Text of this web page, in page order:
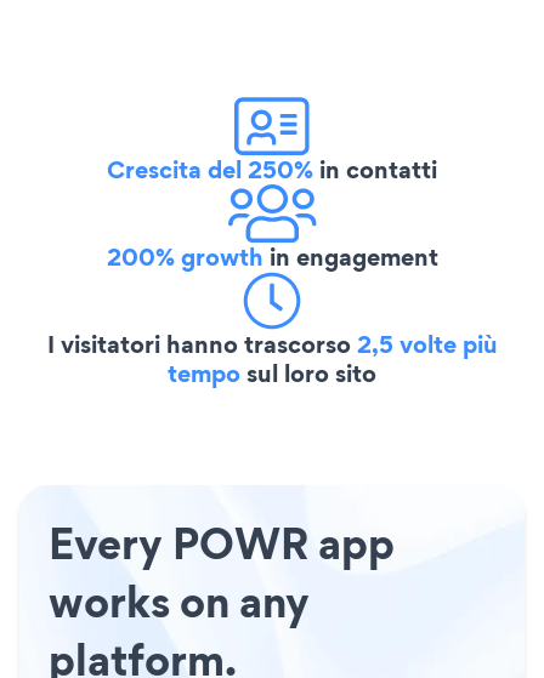
Crescita del 250% in contatti
200% growth in engagement
I visitatori hanno trascorso2,5 volte più
temposul loro sito
Every POWR app
works on any
platform.